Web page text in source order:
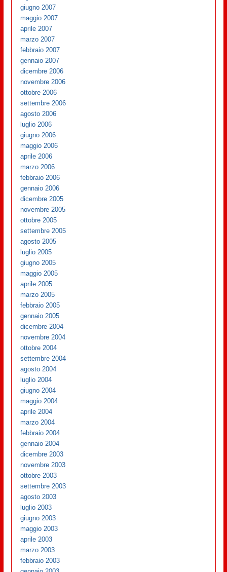
giugno 2007
maggio 2007
aprile 2007
marzo 2007
febbraio 2007
gennaio 2007
dicembre 2006
novembre 2006
ottobre 2006
settembre 2006
agosto 2006
luglio 2006
giugno 2006
maggio 2006
aprile 2006
marzo 2006
febbraio 2006
gennaio 2006
dicembre 2005
novembre 2005
ottobre 2005
settembre 2005
agosto 2005
luglio 2005
giugno 2005
maggio 2005
aprile 2005
marzo 2005
febbraio 2005
gennaio 2005
dicembre 2004
novembre 2004
ottobre 2004
settembre 2004
agosto 2004
luglio 2004
giugno 2004
maggio 2004
aprile 2004
marzo 2004
febbraio 2004
gennaio 2004
dicembre 2003
novembre 2003
ottobre 2003
settembre 2003
agosto 2003
luglio 2003
giugno 2003
maggio 2003
aprile 2003
marzo 2003
febbraio 2003